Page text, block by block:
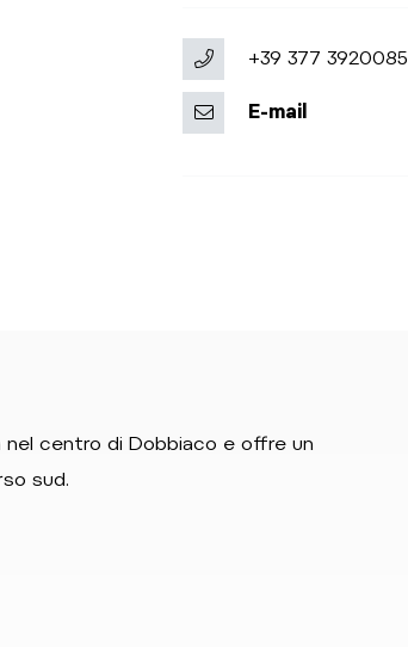
+39 377 3920085
E-mail
centro di Dobbiaco e offre un
sud.